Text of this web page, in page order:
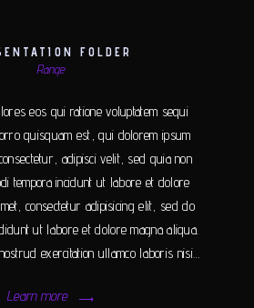
FOLDER
Range
eos qui ratione voluptatem sequi
quisquam est, qui dolorem ipsum
adipisci velit, sed quia non
tempora incidunt ut labore et dolore
consectetur adipisicing elit, sed do
ut labore et dolore magna aliqua.
exercitation ullamco laboris nisi…
Learn more